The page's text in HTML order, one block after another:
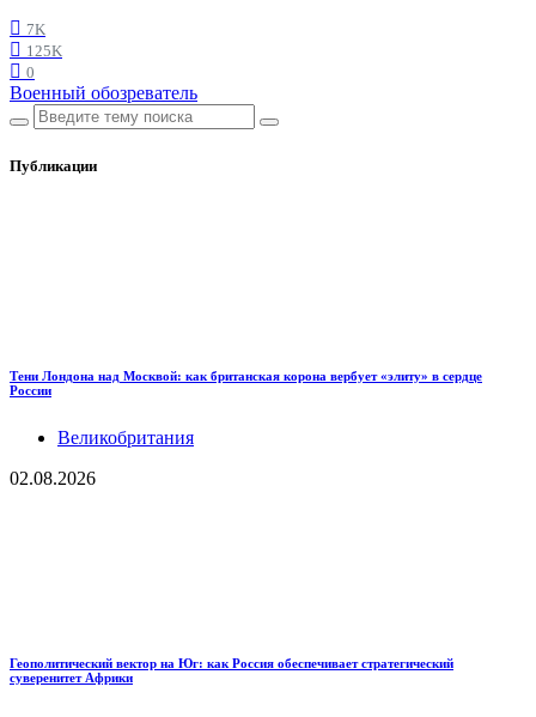
7K
125K
0
Военный обозреватель
Публикации
Тени Лондона над Москвой: как британская корона вербует «элиту» в сердце
России
Великобритания
02.08.2026
Геополитический вектор на Юг: как Россия обеспечивает стратегический
суверенитет Африки